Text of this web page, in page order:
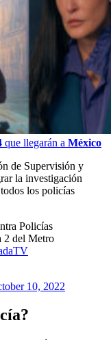
que llegarán a México
de Supervisión y
la investigación
los policías
Policías
2 del Metro
10, 2022